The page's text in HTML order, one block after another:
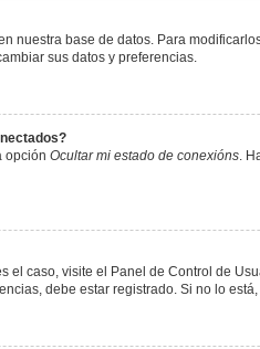
nuestra base de datos. Para
sus datos y preferencias.
opción Ocultar mi estado de conexións.
caso, visite el Panel de Control de
debe estar registrado. Si no lo